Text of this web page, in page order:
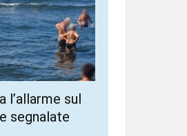
l’allarme sul
segnalate